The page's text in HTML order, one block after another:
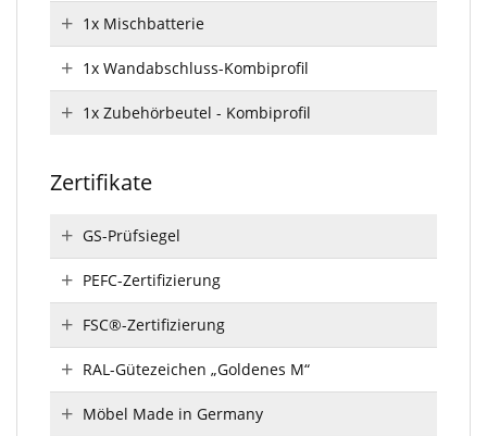
1x Mischbatterie
1x Wandabschluss-Kombiprofil
1x Zubehörbeutel - Kombiprofil
Zertifikate
GS-Prüfsiegel
PEFC-Zertifizierung
FSC®-Zertifizierung
RAL-Gütezeichen „Goldenes M“
Möbel Made in Germany